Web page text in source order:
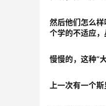
然后他们怎么
个学的不适应，
慢慢的，这种“
上一次有一个